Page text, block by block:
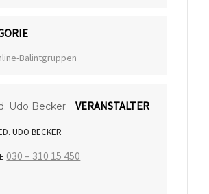
Balintgruppen
VERANSTALTER
UDO BECKER
030 – 310 15 450